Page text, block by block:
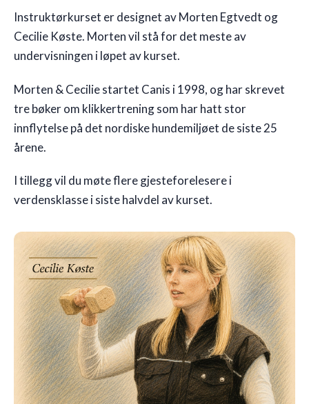
Instruktørkurset er designet av Morten Egtvedt og
Cecilie Køste. Morten vil stå for det meste av
undervisningen i løpet av kurset.
Morten & Cecilie startet Canis i 1998, og har skrevet
tre bøker om klikkertrening som har hatt stor
innflytelse på det nordiske hundemiljøet de siste 25
årene.
I tillegg vil du møte flere gjesteforelesere i
verdensklasse i siste halvdel av kurset.